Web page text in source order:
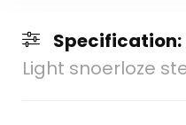
Specification:
Light snoerloze